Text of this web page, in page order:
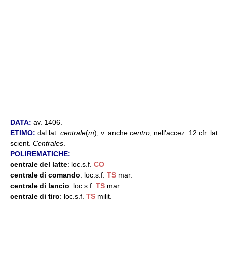
DATA: av. 1406.
ETIMO: dal lat. centrāle(m), v. anche centro; nell'accez. 12 cfr. lat.
scient. Centrales
POLIREMATICHE:
centrale del latte: loc.s.f. CO
centrale di comando: loc.s.f. TS mar.
centrale di lancio: loc.s.f. TS mar.
centrale di tiro: loc.s.f. TS milit.